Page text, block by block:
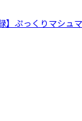
】ぷっくりマシュマ